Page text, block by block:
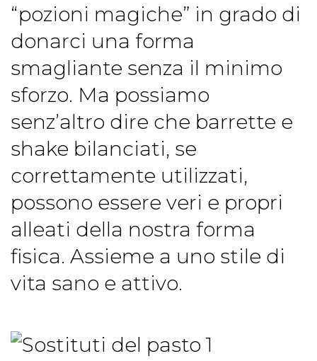
“pozioni magiche” in grado di
donarci una forma
smagliante senza il minimo
sforzo. Ma possiamo
senz’altro dire che barrette e
shake bilanciati, se
correttamente utilizzati,
possono essere veri e propri
alleati della nostra forma
fisica. Assieme a uno stile di
vita sano e attivo.